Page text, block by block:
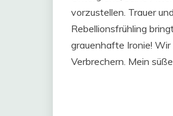
vorzustellen. Trauer
Rebellionsfrühling
grauenhafte Ironie!
Verbrechern. Mein